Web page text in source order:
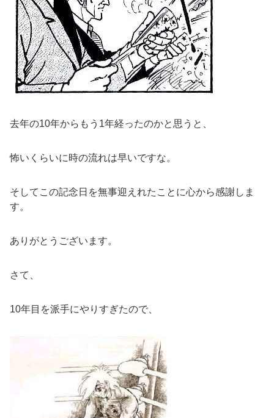
去年の10年からもう1年経ったのかと思うと、
怖いくらいに時の流れは早いですな。
そしてこの記念日を無事迎えれたことに心から感謝しま
す。
ありがとうございます。
さて、
10年目を派手にやりすぎたので、